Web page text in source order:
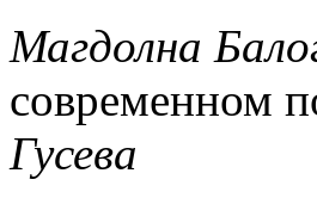
Магдолна
современном
Гусева